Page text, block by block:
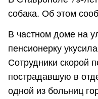
собака. Об этом
В частном доме на
пенсионерку
Сотрудники скорой
пострадавшую в
одной из больниц